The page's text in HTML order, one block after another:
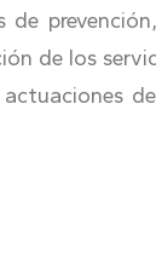
de
de los